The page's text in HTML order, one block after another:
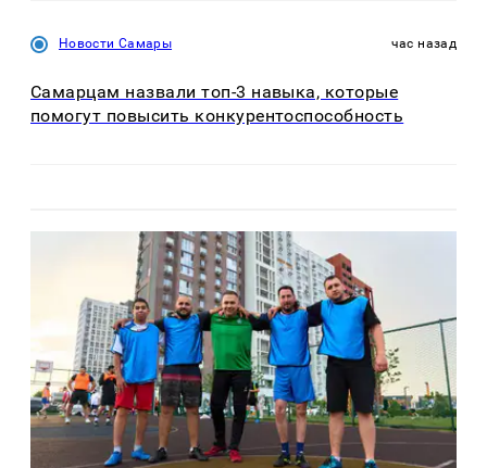
Новости Самары час назад
Самарцам назвали топ-3 навыка, которые
помогут повысить конкурентоспособность